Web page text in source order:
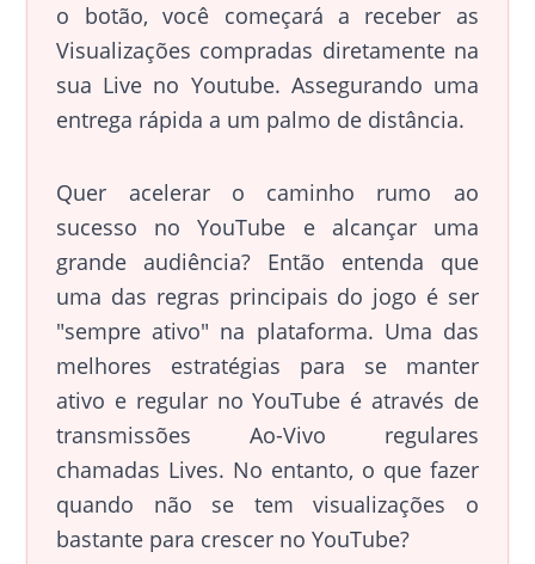
o botão, você começará a receber as
Visualizações compradas diretamente na
sua Live no Youtube. Assegurando uma
entrega rápida a um palmo de distância.
Quer acelerar o caminho rumo ao
sucesso no YouTube e alcançar uma
grande audiência? Então entenda que
uma das regras principais do jogo é ser
"sempre ativo" na plataforma. Uma das
melhores estratégias para se manter
ativo e regular no YouTube é através de
transmissões Ao-Vivo regulares
chamadas Lives. No entanto, o que fazer
quando não se tem visualizações o
bastante para crescer no YouTube?